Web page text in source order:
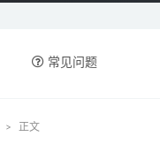
常见问题
正文